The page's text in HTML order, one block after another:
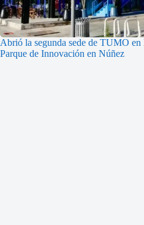
Abrió la segunda sede de TUMO
Parque de Innovación en Núñez